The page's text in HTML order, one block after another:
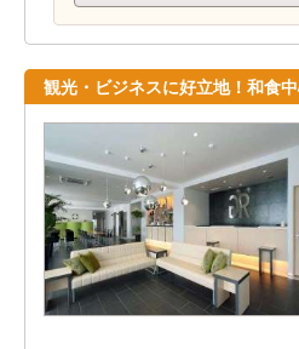
観光・ビジネスに好立地！和食